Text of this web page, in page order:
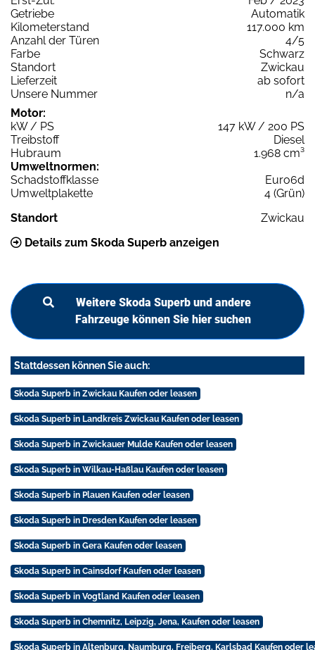
Getriebe
Automatik
Kilometerstand
117.000 km
Anzahl der Türen
4/5
Farbe
Schwarz
Standort
Zwickau
Lieferzeit
ab sofort
Unsere Nummer
n/a
Motor:
kW / PS
147 kW / 200 PS
Treibstoff
Diesel
Hubraum
1.968 cm³
Umweltnormen:
Schadstoffklasse
Euro6d
Umweltplakette
4 (Grün)
Standort
Zwickau
Details zum Skoda Superb anzeigen
Weitere Skoda Superb und andere
Fahrzeuge können Sie hier suchen
Stattdessen können Sie auch:
Skoda Superb in Zwickau Kaufen oder leasen
Skoda Superb in Landkreis Zwickau Kaufen oder leasen
Skoda Superb in Zwickauer Mulde Kaufen oder leasen
Skoda Superb in Wilkau-Haßlau Kaufen oder leasen
Skoda Superb in Plauen Kaufen oder leasen
Skoda Superb in Dresden Kaufen oder leasen
Skoda Superb in Gera Kaufen oder leasen
Skoda Superb in Cainsdorf Kaufen oder leasen
Skoda Superb in Vogtland Kaufen oder leasen
Skoda Superb in Chemnitz, Leipzig, Jena, Kaufen oder leasen
Skoda Superb in Altenburg, Naumburg, Freiberg, Karlsbad Kaufen oder